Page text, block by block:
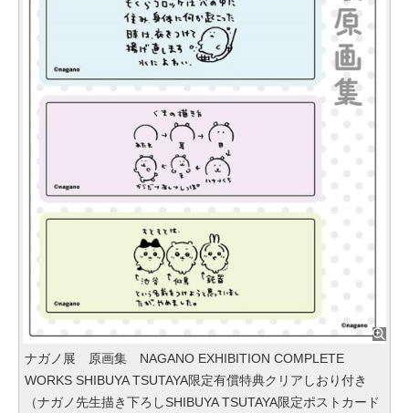
ナガノ展 原画集 NAGANO EXHIBITION COMPLETE
WORKS SHIBUYA TSUTAYA限定有償特典クリアしおり付き
（ナガノ先生描き下ろしSHIBUYA TSUTAYA限定ポストカード